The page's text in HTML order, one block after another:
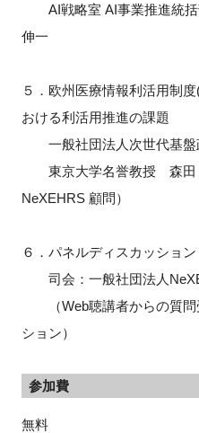
AI戦略室 AI事業推進統括
伸一
５．欧州医療情報利活用制
おける利活用推進の課題
一般社団法人次世代基盤
東京大学名誉教授 森田
NeXEHRS 顧問）
６．パネルディスカッション
司会：一般社団法人
（Web聴講者からの質問
ション）
参加費
無料